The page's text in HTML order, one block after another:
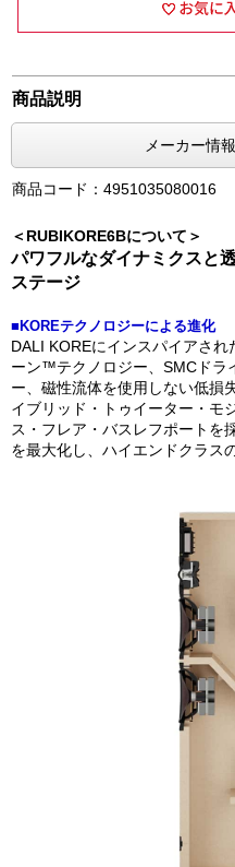
商品説明
メーカー情
商品コード：4951035080016
＜RUBIKORE6Bについて＞
パワフルなダイナミクスと
ステージ
■KOREテクノロジーによる進化
DALI KOREにインスパイアさ
ーン™テクノロジー、SMCドラ
ー、磁性流体を使用しない低損
イブリッド・トゥイーター・モ
ス・フレア・バスレフポートを
を最大化し、ハイエンドクラス